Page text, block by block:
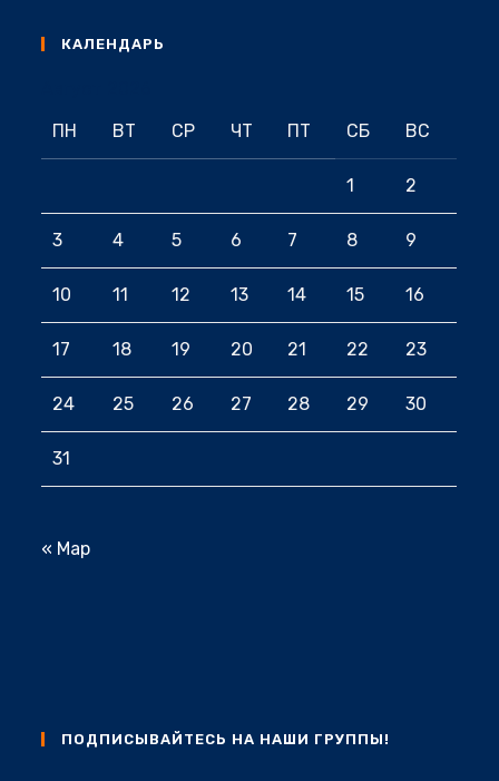
КАЛЕНДАРЬ
ПН
ВТ СР ЧТ ПТ СБ ВС
1 2
3 4 5 6 7 8 9
10 11 12 13 14 15 16
17 18 19 20 21 22 23
24 25 26 27 28 29 30
31
« Мар
ПОДПИСЫВАЙТЕСЬ НА НАШИ ГРУППЫ!